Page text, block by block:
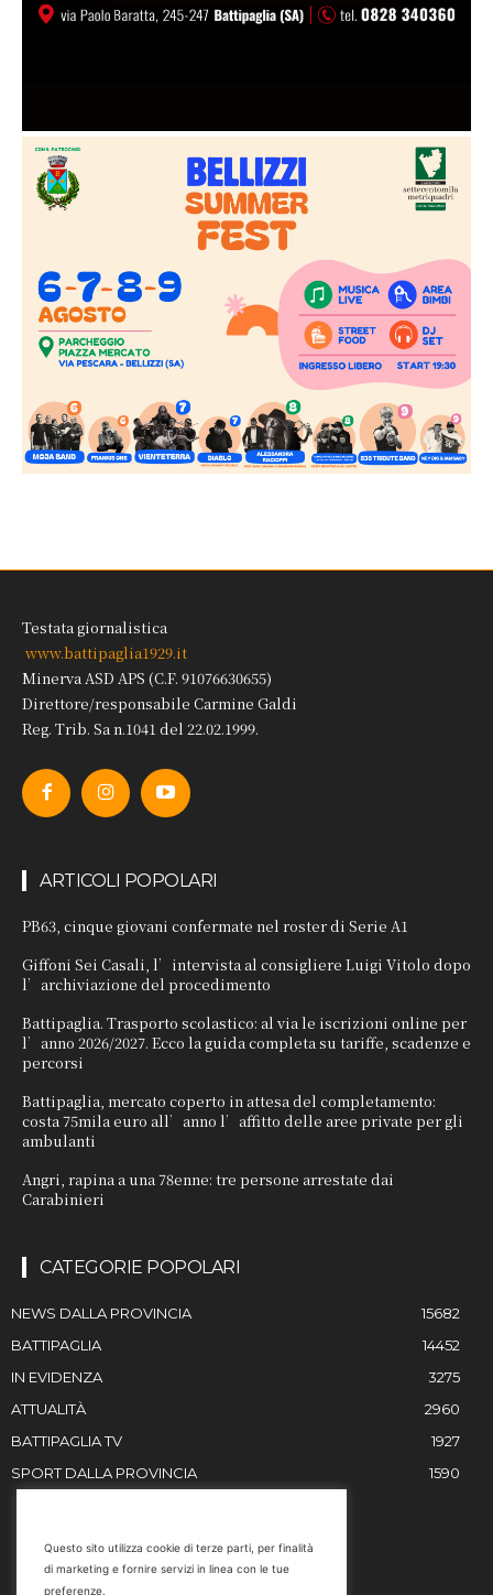
Testata giornalistica
www.battipaglia1929.it
Minerva ASD APS (C.F. 91076630655)
Direttore/responsabile Carmine Galdi
Reg. Trib. Sa n.1041 del 22.02.1999.
ARTICOLI POPOLARI
PB63, cinque giovani confermate nel roster di Serie A1
Giffoni Sei Casali, l’intervista al consigliere Luigi Vitolo dopo
l’archiviazione del procedimento
Battipaglia. Trasporto scolastico: al via le iscrizioni online per
l’anno 2026/2027. Ecco la guida completa su tariffe, scadenze e
percorsi
Battipaglia, mercato coperto in attesa del completamento:
costa 75mila euro all’anno l’affitto delle aree private per gli
ambulanti
Angri, rapina a una 78enne: tre persone arrestate dai
Carabinieri
CATEGORIE POPOLARI
NEWS DALLA PROVINCIA
15682
BATTIPAGLIA
14452
IN EVIDENZA
3275
ATTUALITÀ
2960
BATTIPAGLIA TV
1927
SPORT DALLA PROVINCIA
1590
Email
Questo sito utilizza cookie di terze parti, per finalità
di marketing e fornire servizi in linea con le tue
preferenze.